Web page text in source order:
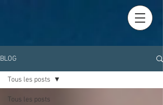
BLOG
Tous les posts
Tous les posts